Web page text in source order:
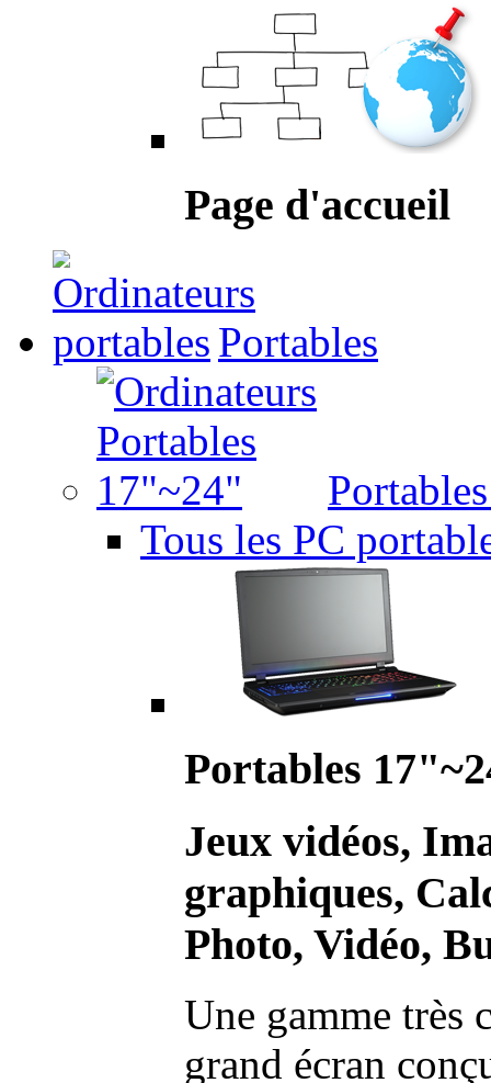
Page d'accueil
Portables
Tous les PC
Portables
Jeux vidéos,
graphiques,
Photo, Vidéo,
Une gamme très
grand écran